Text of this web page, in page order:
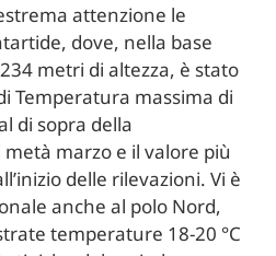
attenzione le
dove, nella base
metri di altezza, è stato
Temperatura massima di
di sopra della
marzo e il valore più
delle rilevazioni. Vi è
anche al polo Nord,
temperature 18-20 °C